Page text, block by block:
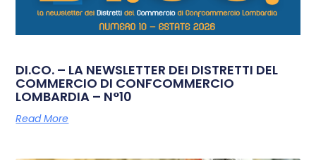
DI.CO. – LA NEWSLETTER DEI DISTRETTI DEL
COMMERCIO DI CONFCOMMERCIO
LOMBARDIA – N°10
Read More